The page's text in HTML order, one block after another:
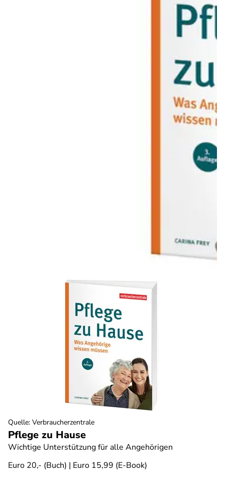
Pflege zu Hause
Wichtige Unterstützung für alle Angehörigen
Euro 20,- (Buch) | Euro 15,99 (E-Book)
Quelle: Verbraucherzentrale